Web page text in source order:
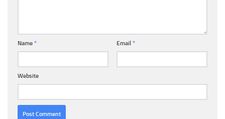
Name * Email *
Website